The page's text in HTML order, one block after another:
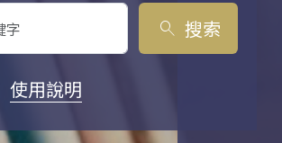
search 搜索
使用說明